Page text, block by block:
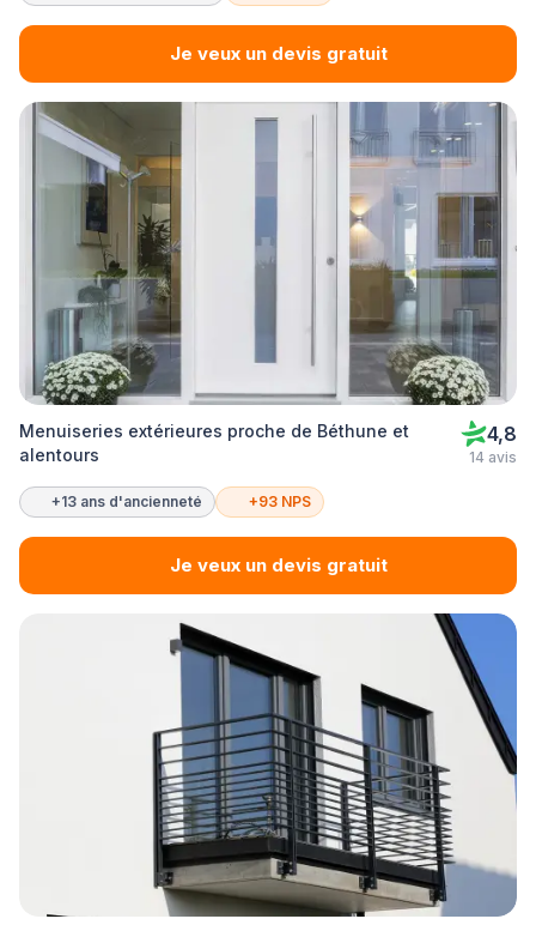
Je veux un devis gratuit
Menuiseries extérieures proche de Béthune et
alentours
4,8
14 avis
+13 ans d'ancienneté +93 NPS
Je veux un devis gratuit